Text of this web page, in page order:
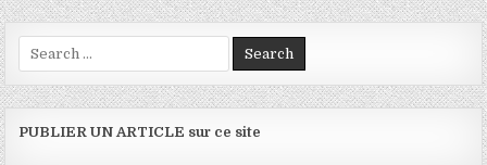
Search for:
PUBLIER UN ARTICLE sur ce site